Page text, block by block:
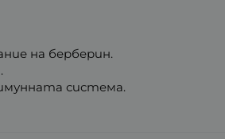
на берберин.
система.